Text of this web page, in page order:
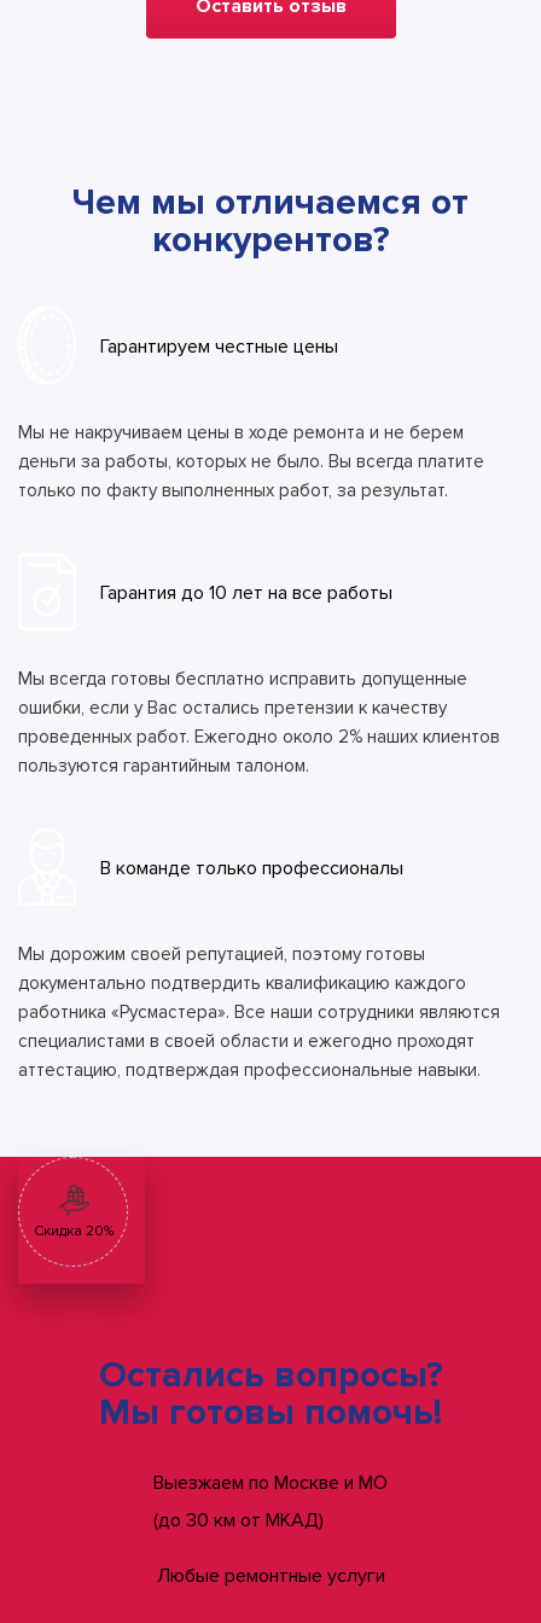
Оставить отзыв
Чем мы отличаемся от
конкурентов?
Гарантируем честные цены
Мы не накручиваем цены в ходе ремонта и не берем
деньги за работы, которых не было. Вы всегда платите
только по факту выполненных работ, за результат.
Гарантия до 10 лет на все работы
Мы всегда готовы бесплатно исправить допущенные
ошибки, если у Вас остались претензии к качеству
проведенных работ. Ежегодно около 2% наших клиентов
пользуются гарантийным талоном.
В команде только профессионалы
Мы дорожим своей репутацией, поэтому готовы
документально подтвердить квалификацию каждого
работника «Русмастера». Все наши сотрудники являются
специалистами в своей области и ежегодно проходят
аттестацию, подтверждая профессиональные навыки.
Скидка 20%
Остались вопросы?
Мы готовы помочь!
Выезжаем по Москве и МО
(до 30 км от МКАД)
Любые ремонтные услуги